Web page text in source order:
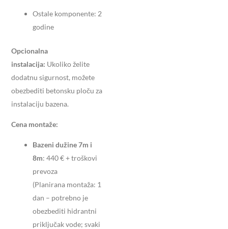
Ostale komponente: 2
godine
Opcionalna
instalacija: Ukoliko želite
dodatnu sigurnost, možete
obezbediti betonsku ploču za
instalaciju bazena.
Cena montaže:
Bazeni dužine 7m i
8m: 440 € + troškovi
prevoza
(Planirana montaža: 1
dan – potrebno je
obezbediti hidrantni
priključak vode; svaki